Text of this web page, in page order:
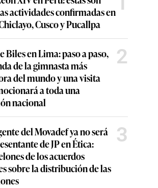
actividades confirmadas en
Cusco y Pucallpa
Biles en Lima: paso a paso,
de la gimnasta más
del mundo y una visita
a toda una
nacional
2
del Movadef ya no será
de JP en Ética:
de los acuerdos
sobre la distribución de las
3